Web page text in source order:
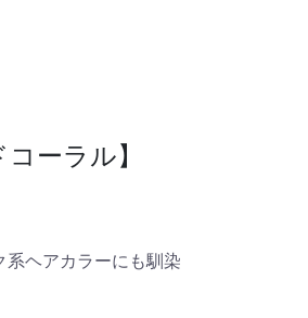
ーラル】
系ヘアカラーにも馴染